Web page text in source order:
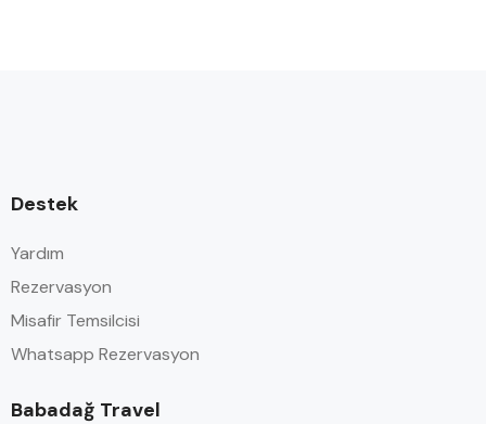
Destek
Yardım
Rezervasyon
Misafir Temsilcisi
Whatsapp Rezervasyon
Babadağ Travel